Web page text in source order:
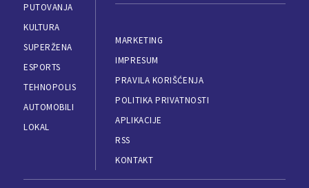
PUTOVANJA
KULTURA
SUPERŽENA
ESPORTS
TEHNOPOLIS
AUTOMOBILI
LOKAL
MARKETING
IMPRESUM
PRAVILA KORIŠĆENJA
POLITIKA PRIVATNOSTI
APLIKACIJE
RSS
KONTAKT